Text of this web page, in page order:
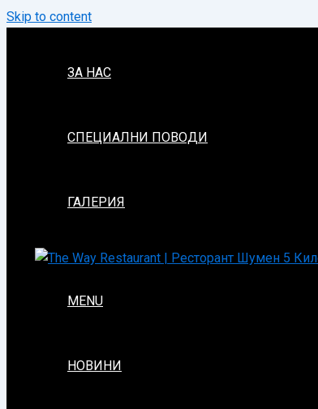
Skip to content
ЗА НАС
СПЕЦИАЛНИ ПОВОДИ
ГАЛЕРИЯ
MENU
НОВИНИ